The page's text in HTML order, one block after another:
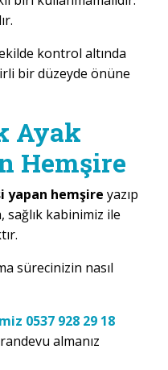
kontrol altında
bir düzeyde önüne
Ayak
Hemşire
yapan hemşire yazıp
sağlık kabinimiz ile
sürecinizin nasıl
0537 928 29 18
almanız